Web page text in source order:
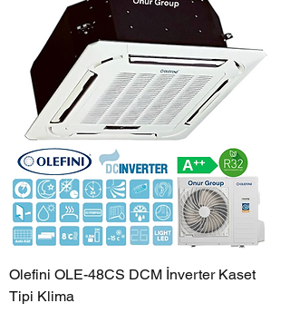
Olefini OLE-48CS DCM İnverter Kaset
Tipi Klima